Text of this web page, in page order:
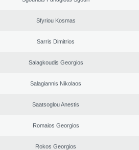
Sfyriou Kosmas
Sarris Dimitrios
Salagkoudis Georgios
Salagiannis Nikolaos
Saatsoglou Anestis
Romaios Georgios
Rokos Georgios